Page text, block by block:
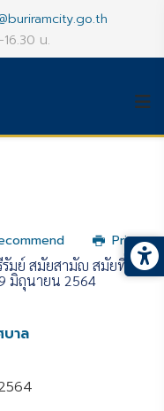
น.
Print
รัมย์ สมัยสามัญ สมัยที่ 1
มิถุนายน 2564
บาล